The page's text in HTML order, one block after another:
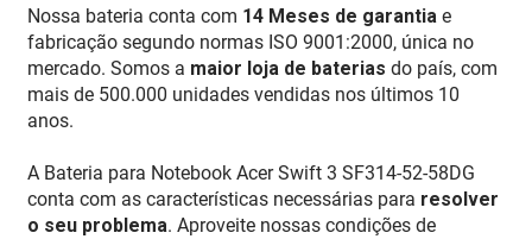
Nossa bateria conta com 14 Meses de garantia e
fabricação segundo normas ISO 9001:2000, única no
mercado. Somos a maior loja de baterias do país, com
mais de 500.000 unidades vendidas nos últimos 10
anos.
A Bateria para Notebook Acer Swift 3 SF314-52-58DG
conta com as características necessárias para resolver
o seu problema. Aproveite nossas condições de